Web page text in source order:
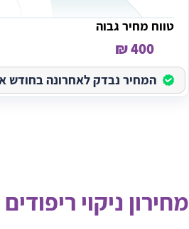
טווח מחיר גבוה
400 ₪
המחיר נבדק לאחרונה בחודש
מחירון ניקוי